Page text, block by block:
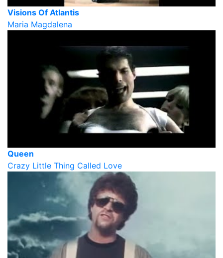
Visions Of Atlantis
Maria Magdalena
Queen
Crazy Little Thing Called Love